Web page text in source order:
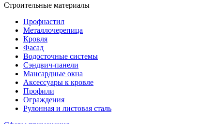
Строительные материалы
Профнастил
Металлочерепица
Кровля
Фасад
Водосточные системы
Сэндвич-панели
Мансардные окна
Аксессуары к кровле
Профили
Ограждения
Рулонная и листовая сталь